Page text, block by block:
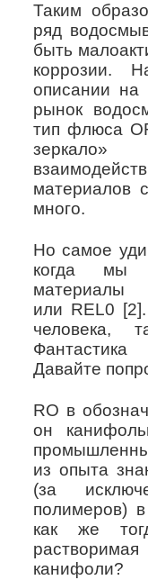
Таким
ряд
быть
коррозии.
описании на
рынок
тип флюса
материалов
много.
Но самое
когда мы
или REL0
человека,
Давайте
RO в
он
из опыта
(за
полимеров)
как же
канифоли?